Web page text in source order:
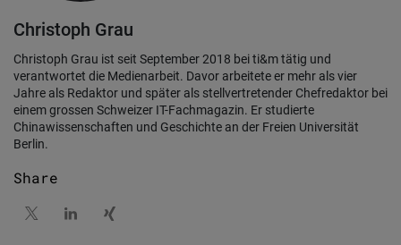
Christoph Grau
Christoph Grau ist seit September 2018 bei ti&m tätig und
verantwortet die Medienarbeit. Davor arbeitete er mehr als vier
Jahre als Redaktor und später als stellvertretender Chefredaktor bei
einem grossen Schweizer IT-Fachmagazin. Er studierte
Chinawissenschaften und Geschichte an der Freien Universität
Berlin.
Share